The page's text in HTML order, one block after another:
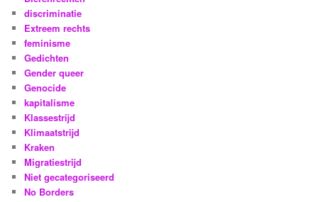
discriminatie
Extreem rechts
feminisme
Gedichten
Gender queer
Genocide
kapitalisme
Klassestrijd
Klimaatstrijd
Kraken
Migratiestrijd
Niet gecategoriseerd
No Borders